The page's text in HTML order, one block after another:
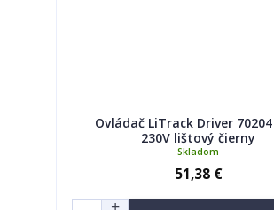
Ovládač LiTrack Driver 70204
230V lištový čierny
51,38 €
Skladom